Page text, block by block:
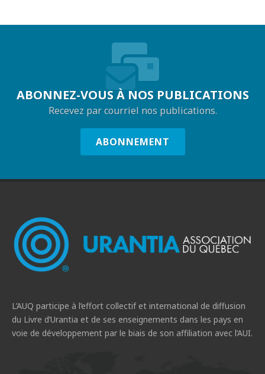
ABONNEZ-VOUS À NOS PUBLICATIONS
Recevez par courriel nos publications.
ABONNEMENT
L’AUQ participe à l’effort collectif et international de diffusion
du Livre d’Urantia et de ses enseignements dans les pays en
voie de développement par le biais de son affiliation avec l’AUI.